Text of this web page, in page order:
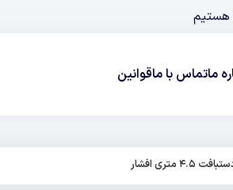
هستیم
ماتماس با ماقوانین
متری افشار